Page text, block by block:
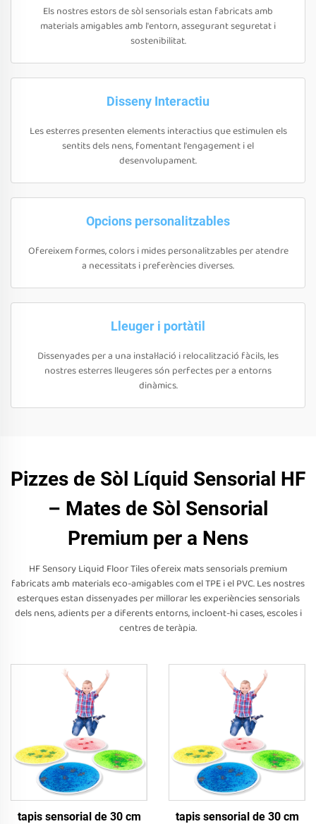
Els nostres estors de sòl sensorials estan fabricats amb
materials amigables amb l'entorn, assegurant seguretat i
sostenibilitat.
Disseny Interactiu
Les esterres presenten elements interactius que estimulen els
sentits dels nens, fomentant l'engagement i el
desenvolupament.
Opcions personalitzables
Ofereixem formes, colors i mides personalitzables per atendre
a necessitats i preferències diverses.
Lleuger i portàtil
Dissenyades per a una instal·lació i relocalització fàcils, les
nostres esterres lleugeres són perfectes per a entorns
dinàmics.
Pizzes de Sòl Líquid Sensorial HF
– Mates de Sòl Sensorial
Premium per a Nens
HF Sensory Liquid Floor Tiles ofereix mats sensorials premium
fabricats amb materials eco-amigables com el TPE i el PVC. Les nostres
esterques estan dissenyades per millorar les experiències sensorials
dels nens, adients per a diferents entorns, incloent-hi cases, escoles i
centres de teràpia.
tapis sensorial de 30 cm
tapis sensorial de 30 cm